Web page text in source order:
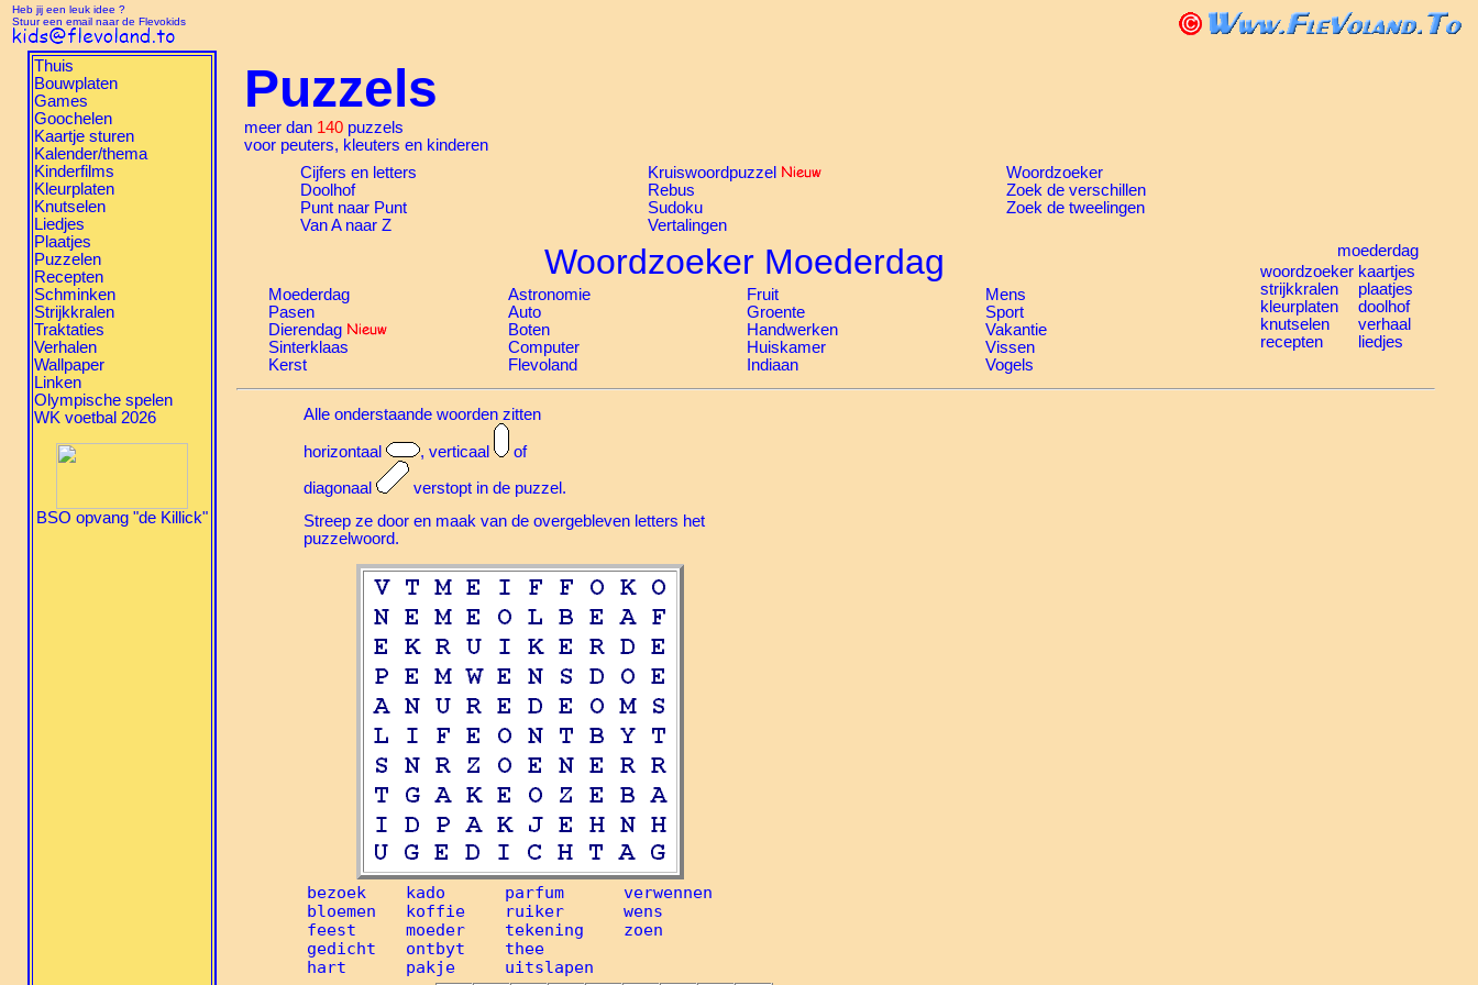
Heb jij een leuk idee ?
Stuur een email naar de Flevokids
Thuis
Bouwplaten
Games
Goochelen
Kaartje sturen
Kalender/thema
Kinderfilms
Kleurplaten
Knutselen
Liedjes
Plaatjes
Puzzelen
Recepten
Schminken
Strijkkralen
Traktaties
Verhalen
Wallpaper
Linken
Olympische spelen
WK voetbal 2026
BSO opvang "de Killick"
Puzzels
meer dan 140 puzzels
voor peuters, kleuters en kinderen
Cijfers en letters
Doolhof
Punt naar Punt
Van A naar Z
Kruiswoordpuzzel
Rebus
Sudoku
Vertalingen
Woordzoeker
Zoek de verschillen
Zoek de tweelingen
Woordzoeker Moederdag
Moederdag
Pasen
Dierendag
Sinterklaas
Kerst
Astronomie
Auto
Boten
Computer
Flevoland
Fruit
Groente
Handwerken
Huiskamer
Indiaan
Mens
Sport
Vakantie
Vissen
Vogels
moederdag
woordzoeker
strijkkralen
kleurplaten
knutselen
recepten
kaartjes
plaatjes
doolhof
verhaal
liedjes
Alle onderstaande woorden zitten
horizontaal , verticaal of
diagonaal
verstopt in de puzzel.
Streep ze door en maak van de overgebleven letters het
puzzelwoord.
bezoek    kado      parfum      verwennen
bloemen   koffie    ruiker      wens
feest     moeder    tekening    zoen
gedicht   ontbyt    thee